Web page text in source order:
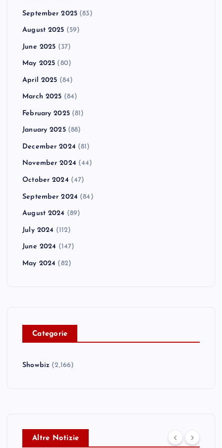
September 2025 (83)
August 2025 (59)
June 2025 (37)
May 2025 (80)
April 2025 (84)
March 2025 (84)
February 2025(81)
January 2025(88)
December 2024 (81)
November 2024 (44)
October 2024 (47)
September 2024 (84)
August 2024 (89)
July 2024 (112)
June 2024 (147)
May 2024 (82)
Categorie
Showbiz (2,166)
Altre Notizie